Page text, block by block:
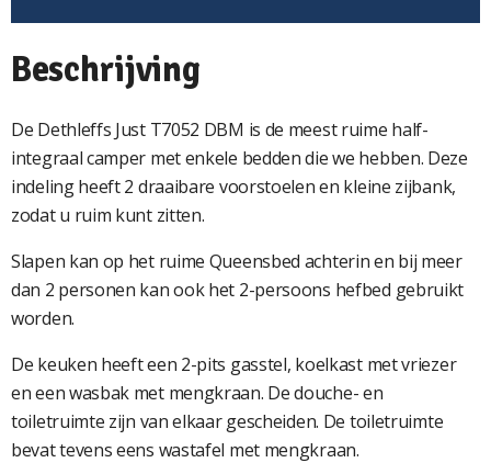
Beschrijving
De Dethleffs Just T7052 DBM is de meest ruime half-
integraal camper met enkele bedden die we hebben. Deze
indeling heeft 2 draaibare voorstoelen en kleine zijbank,
zodat u ruim kunt zitten.
Slapen kan op het ruime Queensbed achterin en bij meer
dan 2 personen kan ook het 2-persoons hefbed gebruikt
worden.
De keuken heeft een 2-pits gasstel, koelkast met vriezer
en een wasbak met mengkraan. De douche- en
toiletruimte zijn van elkaar gescheiden. De toiletruimte
bevat tevens eens wastafel met mengkraan.